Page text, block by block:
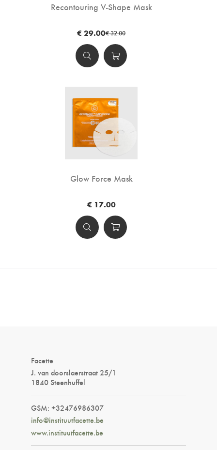
Recontouring V-Shape Mask
€ 29.00€ 32.00
Glow Force Mask
€ 17.00
Facette
J. van doorslaerstraat 25/1
1840 Steenhuffel
GSM: +32476986307
info@instituutfacette.be
www.instituutfacette.be